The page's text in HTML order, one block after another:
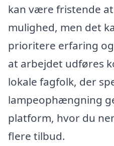
kan være fristende
mulighed, men det
prioritere erfaring
at arbejdet udføres
lokale fagfolk, der
lampeophængning
platform, hvor du
flere tilbud.